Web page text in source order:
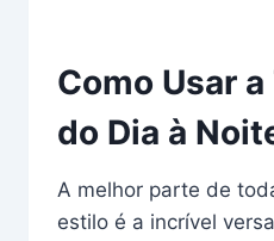
Como Usar
do Dia à
A melhor parte de
estilo é a incrível